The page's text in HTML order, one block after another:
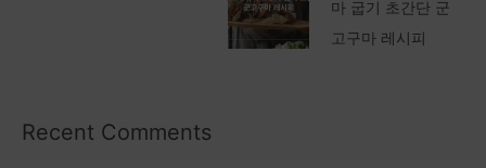
마 굽기 초간단 군
고구마 레시피
Recent Comments